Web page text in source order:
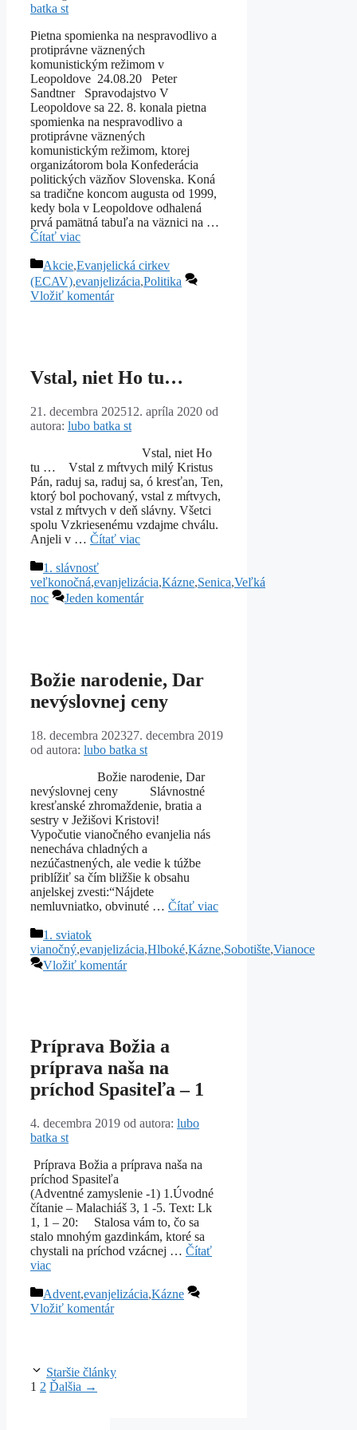
batka st
Pietna spomienka na nespravodlivo a
protiprávne väznených
komunistickým režimom v
Leopoldove 24.08.20 Peter
Sandtner Spravodajstvo V
Leopoldove sa 22. 8. konala pietna
spomienka na nespravodlivo a
protiprávne väznených
komunistickým režimom, ktorej
organizátorom bola Konfederácia
politických väzňov Slovenska. Koná
sa tradične koncom augusta od 1999,
kedy bola v Leopoldove odhalená
prvá pamätná tabuľa na väznici na …
Čítať viac
Kategórie
Akcie,Evanjelická cirkev
(ECAV),evanjelizácia,Politika
Vložiť komentár
Vstal, niet Ho tu…
21. decembra 202512. apríla 2020 od
autora: lubo batka st
Vstal, niet Ho
tu … Vstal z mŕtvych milý Kristus
Pán, raduj sa, raduj sa, ó kresťan, Ten,
ktorý bol pochovaný, vstal z mŕtvych,
vstal z mŕtvych v deň slávny. Všetci
spolu Vzkriesenému vzdajme chválu.
Anjeli v … Čítať viac
Kategórie
1. slávnosť
veľkonočná,evanjelizácia,Kázne,Senica,Veľká
noc
Jeden komentár
Božie narodenie, Dar
nevýslovnej ceny
18. decembra 202327. decembra 2019
od autora: lubo batka st
Božie narodenie, Dar
nevýslovnej ceny Slávnostné
kresťanské zhromaždenie, bratia a
sestry v Ježišovi Kristovi!
Vypočutie vianočného evanjelia nás
nenecháva chladných a
nezúčastnených, ale vedie k túžbe
priblížiť sa čím bližšie k obsahu
anjelskej zvesti:“Nájdete
nemluvniatko, obvinuté … Čítať viac
Kategórie
1. sviatok
vianočný,evanjelizácia,Hlboké,Kázne,Sobotište,Vianoce
Vložiť komentár
Príprava Božia a
príprava naša na
príchod Spasiteľa – 1
4. decembra 2019 od autora: lubo
batka st
Príprava Božia a príprava naša na
príchod Spasiteľa
(Adventné zamyslenie -1) 1.Úvodné
čítanie – Malachiáš 3, 1 -5. Text: Lk
1, 1 – 20: Stalosa vám to, čo sa
stalo mnohým gazdinkám, ktoré sa
chystali na príchod vzácnej … Čítať
viac
Kategórie
Advent,evanjelizácia,Kázne
Vložiť komentár
Staršie články
Stránka
1 Stránka
2 Ďalšia →